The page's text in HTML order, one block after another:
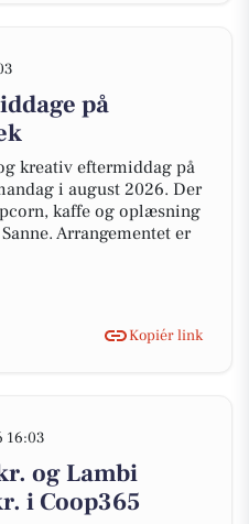
på
kreativ eftermiddag på
i august 2026. Der
kaffe og oplæsning
Arrangementet er
Kopiér link
16:03
og Lambi
i Coop365